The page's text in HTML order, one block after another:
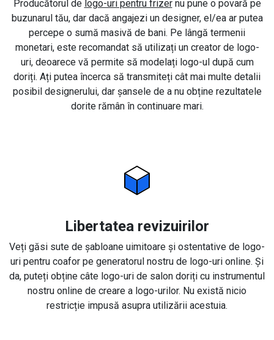
Producătorul de logo-uri pentru frizernu pune o povară pe
buzunarul tău, dar dacă angajezi un designer, el/ea ar putea
percepe o sumă masivă de bani. Pe lângă termenii
monetari, este recomandat să utilizați un creator de logo-
uri, deoarece vă permite să modelați logo-ul după cum
doriți. Ați putea încerca să transmiteți cât mai multe detalii
posibil designerului, dar șansele de a nu obține rezultatele
dorite rămân în continuare mari.
Libertatea revizuirilor
Veți găsi sute de șabloane uimitoare și ostentative de logo-
uri pentru coafor pe generatorul nostru de logo-uri online. Și
da, puteți obține câte logo-uri de salon doriți cu instrumentul
nostru online de creare a logo-urilor. Nu există nicio
restricție impusă asupra utilizării acestuia.